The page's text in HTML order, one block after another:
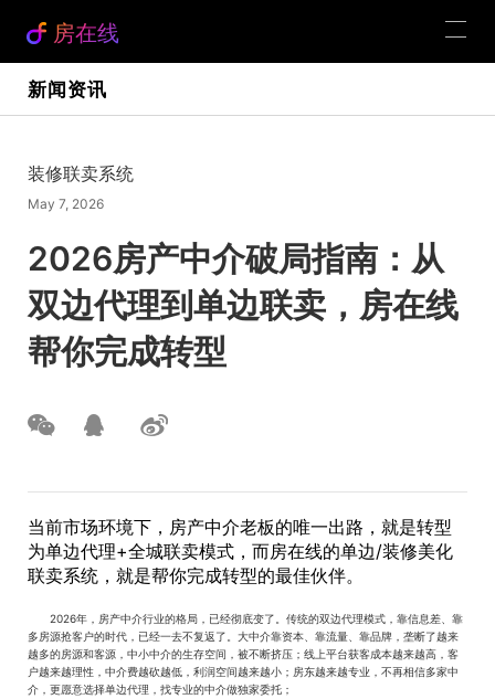
房在线
新闻资讯
装修联卖系统
May 7, 2026
2026房产中介破局指南：从
双边代理到单边联卖，房在线
帮你完成转型
当前市场环境下，房产中介老板的唯一出路，就是转型
为单边代理+全城联卖模式，而房在线的单边/装修美化
联卖系统，就是帮你完成转型的最佳伙伴。
2026年，房产中介行业的格局，已经彻底变了。传统的双边代理模式，靠信息差、靠
多房源抢客户的时代，已经一去不复返了。大中介靠资本、靠流量、靠品牌，垄断了越来
越多的房源和客源，中小中介的生存空间，被不断挤压；线上平台获客成本越来越高，客
户越来越理性，中介费越砍越低，利润空间越来越小；房东越来越专业，不再相信多家中
介，更愿意选择单边代理，找专业的中介做独家委托；